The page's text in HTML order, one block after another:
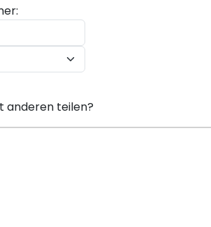
anderen teilen?